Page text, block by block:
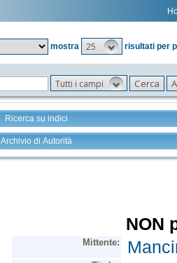
mostra
25 risultati per
Tutti i campi
Ricerca su indici
Archivio di Autorità